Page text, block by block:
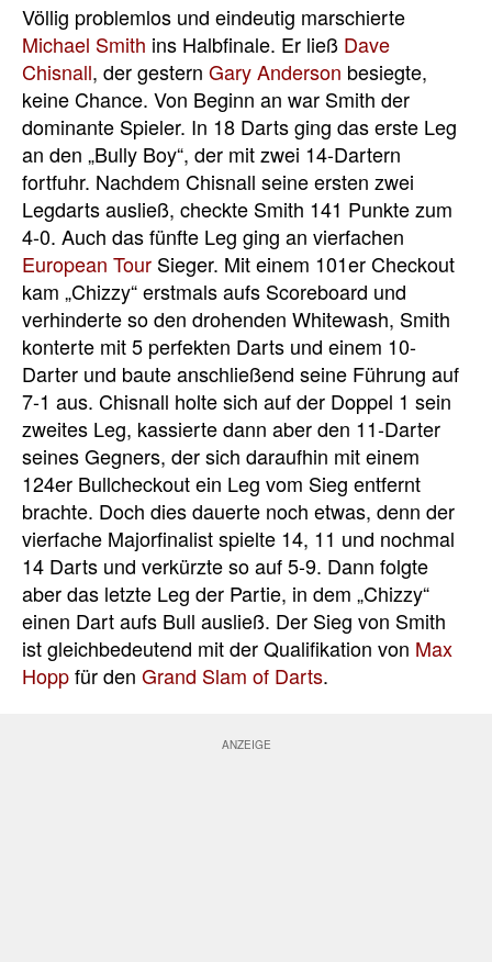
Völlig problemlos und eindeutig marschierte
Michael Smith ins Halbfinale. Er ließ Dave
Chisnall, der gestern Gary Anderson besiegte,
keine Chance. Von Beginn an war Smith der
dominante Spieler. In 18 Darts ging das erste Leg
an den „Bully Boy“, der mit zwei 14-Dartern
fortfuhr. Nachdem Chisnall seine ersten zwei
Legdarts ausließ, checkte Smith 141 Punkte zum
4-0. Auch das fünfte Leg ging an vierfachen
European Tour Sieger. Mit einem 101er Checkout
kam „Chizzy“ erstmals aufs Scoreboard und
verhinderte so den drohenden Whitewash, Smith
konterte mit 5 perfekten Darts und einem 10-
Darter und baute anschließend seine Führung auf
7-1 aus. Chisnall holte sich auf der Doppel 1 sein
zweites Leg, kassierte dann aber den 11-Darter
seines Gegners, der sich daraufhin mit einem
124er Bullcheckout ein Leg vom Sieg entfernt
brachte. Doch dies dauerte noch etwas, denn der
vierfache Majorfinalist spielte 14, 11 und nochmal
14 Darts und verkürzte so auf 5-9. Dann folgte
aber das letzte Leg der Partie, in dem „Chizzy“
einen Dart aufs Bull ausließ. Der Sieg von Smith
ist gleichbedeutend mit der Qualifikation von Max
Hoppfür den Grand Slam of Darts.